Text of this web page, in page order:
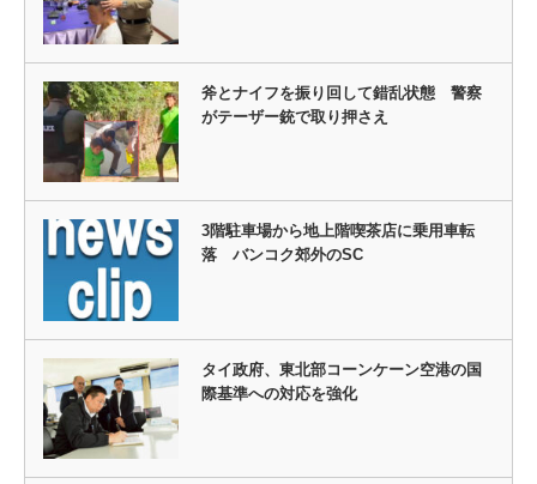
斧とナイフを振り回して錯乱状態 警察
がテーザー銃で取り押さえ
3階駐車場から地上階喫茶店に乗用車転
落 バンコク郊外のSC
タイ政府、東北部コーンケーン空港の国
際基準への対応を強化